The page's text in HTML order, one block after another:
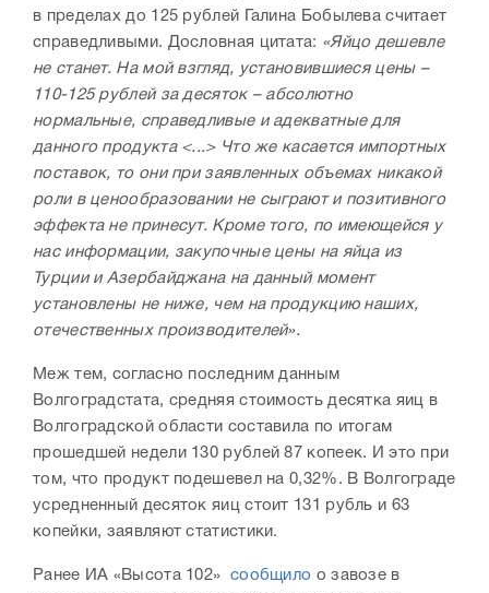
в пределах до 125 рублей Галина Бобылева считает
справедливыми. Дословная цитата: «Яйцо дешевле
не станет. На мой взгляд, установившиеся цены –
110-125 рублей за десяток – абсолютно
нормальные, справедливые и адекватные для
данного продукта <...> Что же касается импортных
поставок, то они при заявленных объемах никакой
роли в ценообразовании не сыграют и позитивного
эффекта не принесут. Кроме того, по имеющейся у
нас информации, закупочные цены на яйца из
Турции и Азербайджана на данный момент
установлены не ниже, чем на продукцию наших,
отечественных производителей».
Меж тем, согласно последним данным
Волгоградстата, средняя стоимость десятка яиц в
Волгоградской области составила по итогам
прошедшей недели 130 рублей 87 копеек. И это при
том, что продукт подешевел на 0,32%. В Волгограде
усредненный десяток яиц стоит 131 рубль и 63
копейки, заявляют статистики.
Ранее ИА «Высота 102» сообщило о завозе в